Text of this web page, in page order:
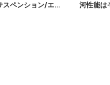
くない【水遊びする